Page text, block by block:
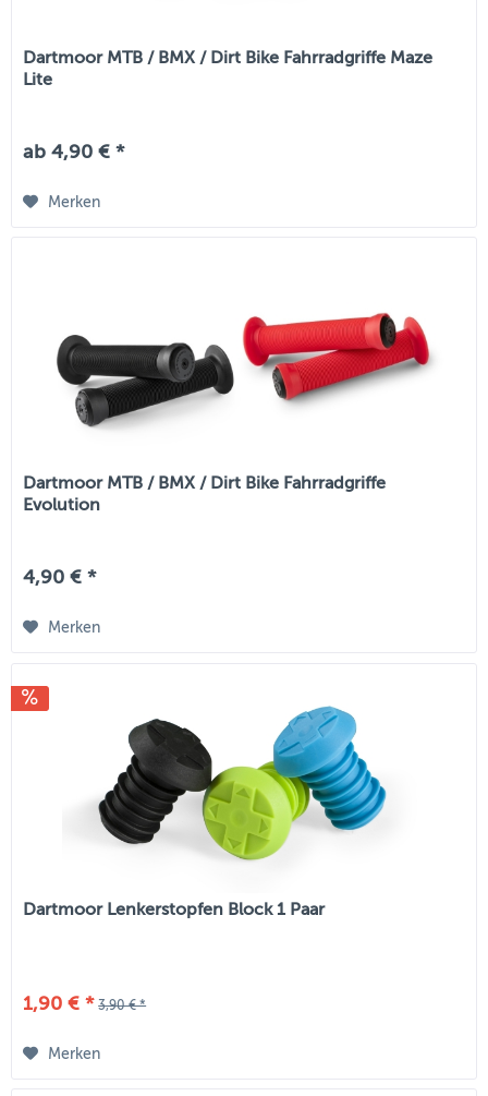
Dartmoor MTB / BMX / Dirt Bike Fahrradgriffe Maze
Lite
ab 4,90 € *
Merken
Dartmoor MTB / BMX / Dirt Bike Fahrradgriffe
Evolution
4,90 € *
Merken
Dartmoor Lenkerstopfen Block 1 Paar
1,90 € * 3,90 € *
Merken